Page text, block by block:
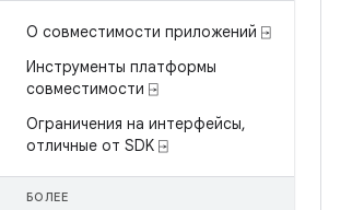
О совместимости приложений ⍈
Инструменты платформы
совместимости ⍈
Ограничения на интерфейсы,
отличные от SDK ⍈
БОЛЕЕ